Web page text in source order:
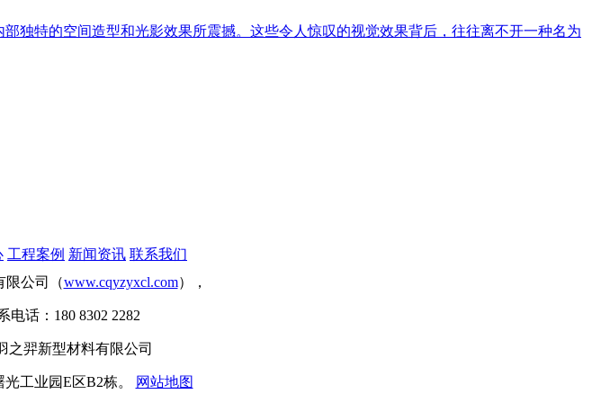
独特的空间造型和光影效果所震撼。这些令人惊叹的视觉效果背后，往往离不开一种名为
工程案例 新闻资讯 联系我们
限公司（www.cqyzyxcl.com），
电话：180 8302 2282
之羿新型材料有限公司
工业园E区B2栋。 网站地图